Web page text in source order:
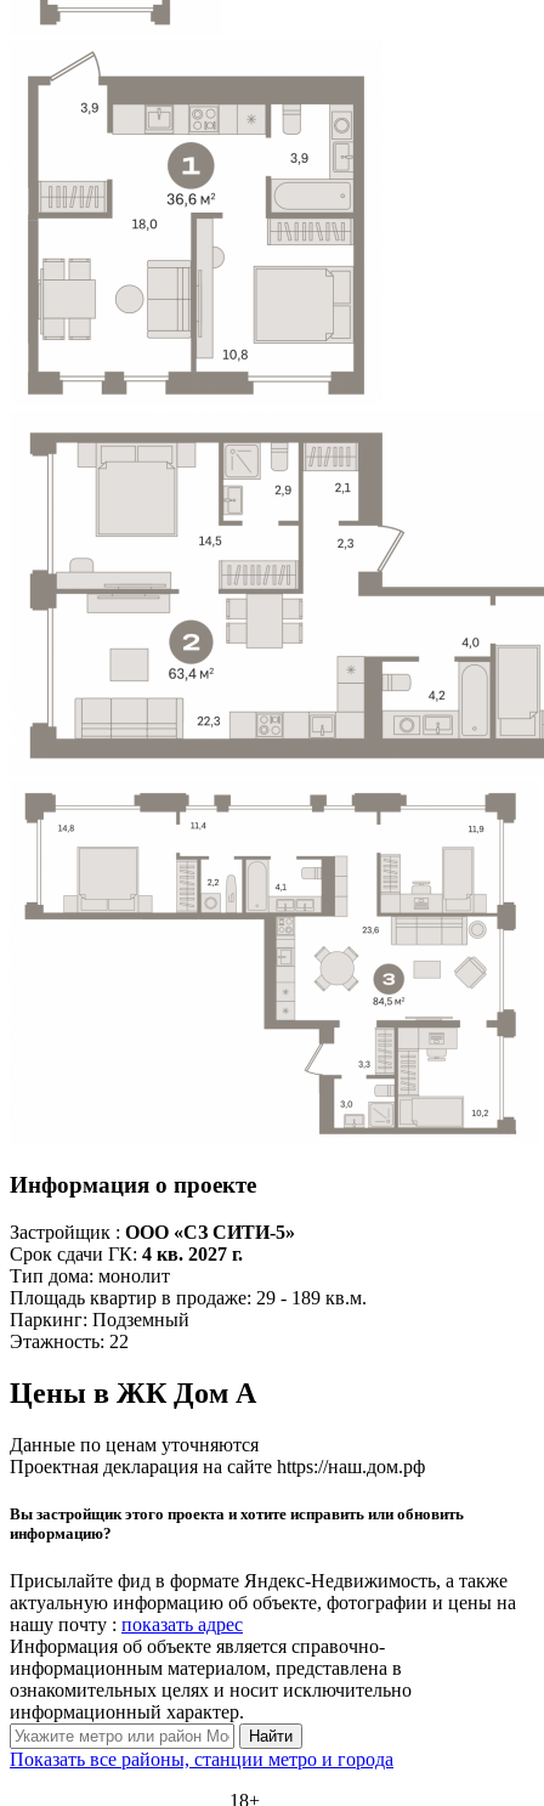
Информация о проекте
Застройщик : ООО «СЗ СИТИ-5»
Срок сдачи ГК: 4 кв. 2027 г.
Тип дома: монолит
Площадь квартир в продаже: 29 - 189 кв.м.
Паркинг: Подземный
Этажность: 22
Цены в ЖК Дом А
Данные по ценам уточняются
Проектная декларация на сайте https://наш.дом.рф
Вы застройщик этого проекта и хотите исправить или обновить
информацию?
Присылайте фид в формате Яндекс-Недвижимость, а также
актуальную информацию об объекте, фотографии и цены на
нашу почту : показать адрес
Информация об объекте является справочно-
информационным материалом, представлена в
ознакомительных целях и носит исключительно
информационный характер.
Найти
Показать все районы, станции метро и города
18+